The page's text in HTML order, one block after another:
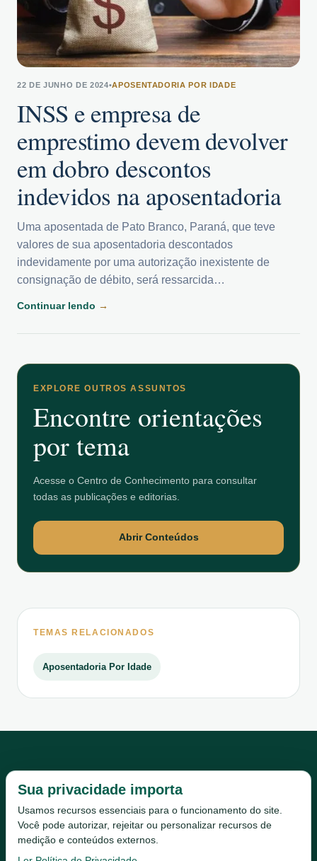
22 DE JUNHO DE 2024•APOSENTADORIA POR IDADE
INSS e empresa de
emprestimo devem devolver
em dobro descontos
indevidos na aposentadoria
Uma aposentada de Pato Branco, Paraná, que teve
valores de sua aposentadoria descontados
indevidamente por uma autorização inexistente de
consignação de débito, será ressarcida…
Continuar lendo →
EXPLORE OUTROS ASSUNTOS
Encontre orientações
por tema
Acesse o Centro de Conhecimento para consultar
todas as publicações e editorias.
Abrir Conteúdos
TEMAS RELACIONADOS
Aposentadoria Por Idade
InícioEscritórioServiçosConteúdo
Sua privacidade importa
Usamos recursos essenciais para o funcionamento do site.
Você pode autorizar, rejeitar ou personalizar recursos de
medição e conteúdos externos.